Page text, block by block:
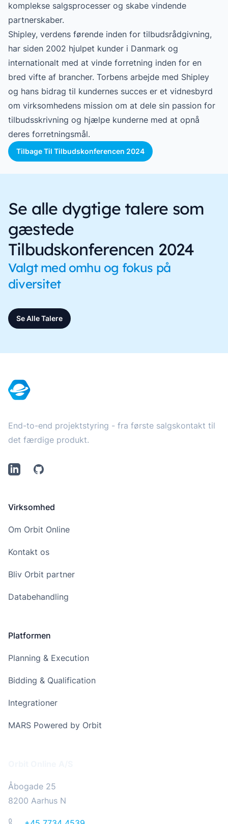
komplekse salgsprocesser og skabe vindende
partnerskaber.
Shipley, verdens førende inden for tilbudsrådgivning,
har siden 2002 hjulpet kunder i Danmark og
internationalt med at vinde forretning inden for en
bred vifte af brancher. Torbens arbejde med Shipley
og hans bidrag til kundernes succes er et vidnesbyrd
om virksomhedens mission om at dele sin passion for
tilbudsskrivning og hjælpe kunderne med at opnå
deres forretningsmål.
Tilbage Til Tilbudskonferencen 2024
Se alle dygtige talere som
gæstede
Tilbudskonferencen 2024
Valgt med omhu og fokus på
diversitet
Se Alle Talere
End-to-end projektstyring - fra første salgskontakt til
det færdige produkt.
LinkedInGithub
Virksomhed
Om Orbit Online
Kontakt os
Bliv Orbit partner
Databehandling
Platformen
Planning & Execution
Bidding & Qualification
Integrationer
MARS Powered by Orbit
Åbogade 25
8200 Aarhus N